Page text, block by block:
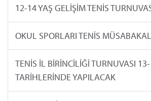
12-14 YAŞ GELİŞİM TENİS
OKUL SPORLARI TENİS
TENİS İL BİRİNCİLİĞİ TURNUVASI
TARİHLERİNDE YAPILACAK